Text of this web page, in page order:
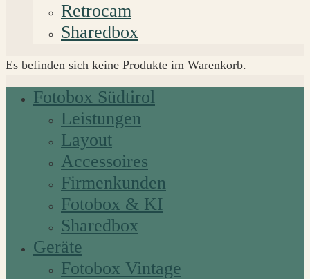
Retrocam
Sharedbox
Es befinden sich keine Produkte im Warenkorb.
Fotobox Südtirol
Leistungen
Layout
Accessoires
Firmenkunden
Fotobox & KI
Sharedbox
Geräte
Fotobox Vintage